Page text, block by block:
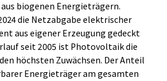
biogenen Energieträgern.
die Netzabgabe elektrischer
aus eigener Erzeugung gedeckt
seit 2005 ist Photovoltaik die
höchsten Zuwächsen. Der Anteil
Energieträger am gesamten